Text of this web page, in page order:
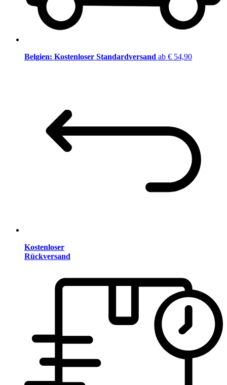
Belgien: Kostenloser Standardversand ab € 54,90
Kostenloser
Rückversand